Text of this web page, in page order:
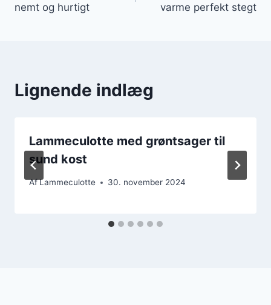
nemt og hurtigt
varme perfekt stegt
Lignende indlæg
Lammeculotte med grøntsager til
sund kost
AfLammeculotte 30. november 2024